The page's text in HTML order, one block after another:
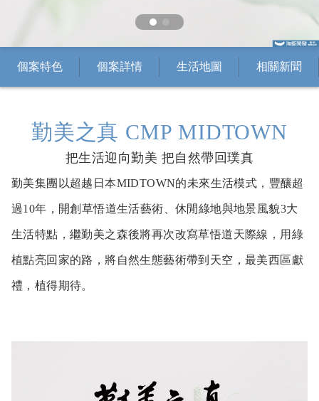
個案特色 個案詳情 生活地圖 相關新聞
勤美之真 CMP MIDTOWN
把生活迎向勤美 把自然帶回璞真
勤美集團以超越日本MIDTOWN的未來生活模式，豐釀超
過10年，開創草悟道生活藝術、休閒綠地與地景風貌3大
生活特點，繼勤美之森後將再次改寫草悟道天際線，用綠
植點亮回家的路，將自然生態藝術帶到天空，最美西區獻
禮，植得期待。